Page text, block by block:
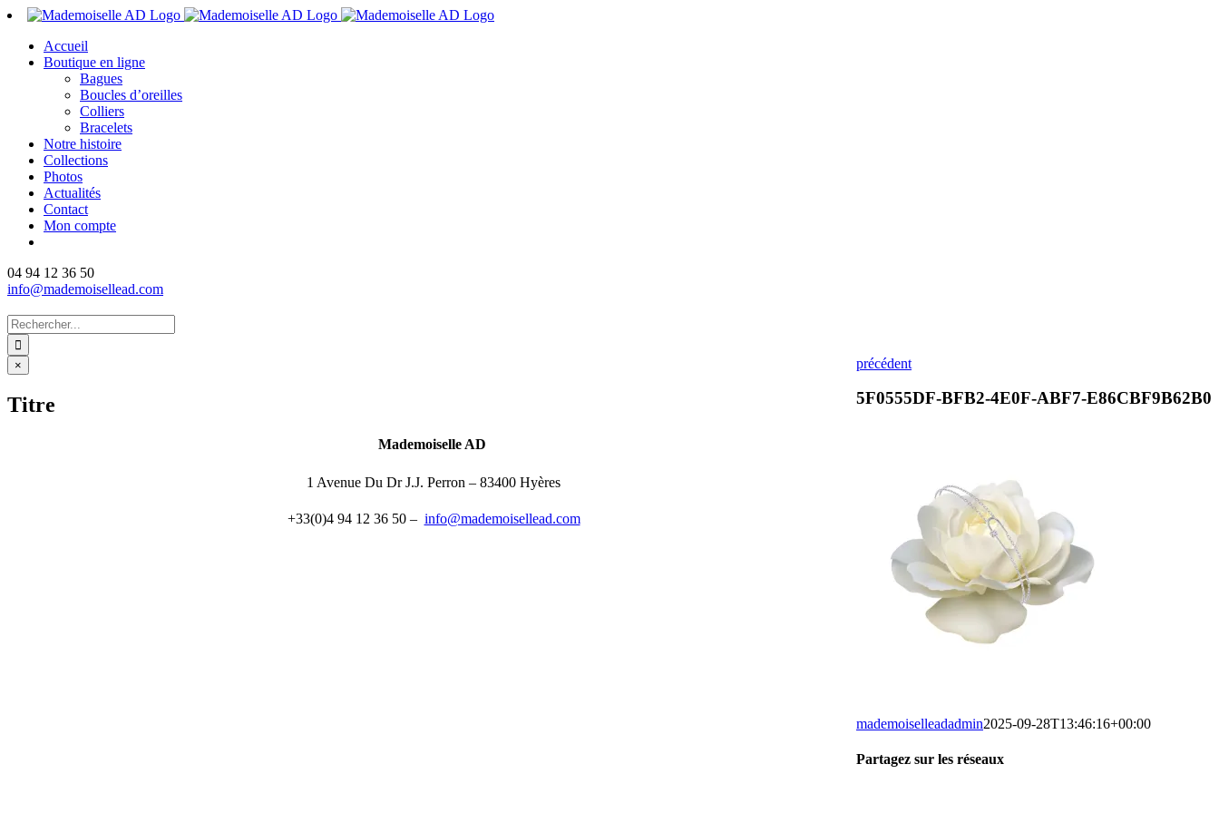
Passer
contenuAccueil
Boutique en ligne
Bagues
Boucles d’oreilles
Colliers
Bracelets
Notre histoire
Collections
Photos
Actualités
Contact
Mon compte
04 94 12 36 50
info@mademoisellead.com
Rechercher:
précédent
5F0555DF-BFB2-4E0F-ABF7-E86CBF9B62B0
mademoiselleadadmin2025-09-28T13:46:16+00:00
Partagez sur les réseaux
Fermer
la
rapide
×
Titre
Mademoiselle AD
1 Avenue Du Dr J.J. Perron – 83400 Hyères
+33(0)4 94 12 36 50 – info@mademoisellead.com